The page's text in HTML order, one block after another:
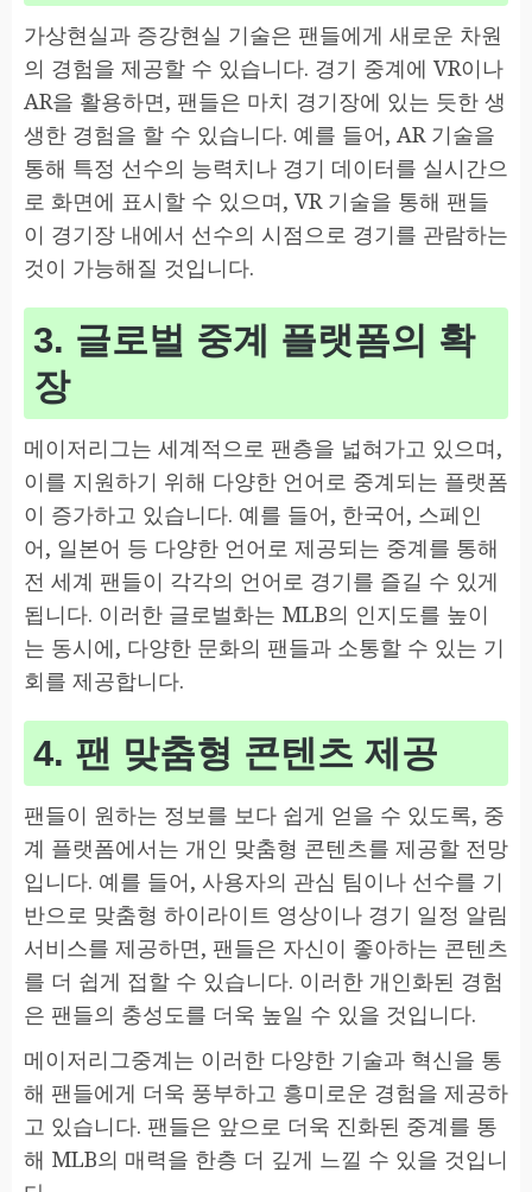
가상현실과 증강현실 기술은 팬들에게 새로운 차원
의 경험을 제공할 수 있습니다. 경기 중계에 VR이나
AR을 활용하면, 팬들은 마치 경기장에 있는 듯한 생
생한 경험을 할 수 있습니다. 예를 들어, AR 기술을
통해 특정 선수의 능력치나 경기 데이터를 실시간으
로 화면에 표시할 수 있으며, VR 기술을 통해 팬들
이 경기장 내에서 선수의 시점으로 경기를 관람하는
것이 가능해질 것입니다.
3. 글로벌 중계 플랫폼의 확
장
메이저리그는 세계적으로 팬층을 넓혀가고 있으며,
이를 지원하기 위해 다양한 언어로 중계되는 플랫폼
이 증가하고 있습니다. 예를 들어, 한국어, 스페인
어, 일본어 등 다양한 언어로 제공되는 중계를 통해
전 세계 팬들이 각각의 언어로 경기를 즐길 수 있게
됩니다. 이러한 글로벌화는 MLB의 인지도를 높이
는 동시에, 다양한 문화의 팬들과 소통할 수 있는 기
회를 제공합니다.
4. 팬 맞춤형 콘텐츠 제공
팬들이 원하는 정보를 보다 쉽게 얻을 수 있도록, 중
계 플랫폼에서는 개인 맞춤형 콘텐츠를 제공할 전망
입니다. 예를 들어, 사용자의 관심 팀이나 선수를 기
반으로 맞춤형 하이라이트 영상이나 경기 일정 알림
서비스를 제공하면, 팬들은 자신이 좋아하는 콘텐츠
를 더 쉽게 접할 수 있습니다. 이러한 개인화된 경험
은 팬들의 충성도를 더욱 높일 수 있을 것입니다.
메이저리그중계는 이러한 다양한 기술과 혁신을 통
해 팬들에게 더욱 풍부하고 흥미로운 경험을 제공하
고 있습니다. 팬들은 앞으로 더욱 진화된 중계를 통
해 MLB의 매력을 한층 더 깊게 느낄 수 있을 것입니